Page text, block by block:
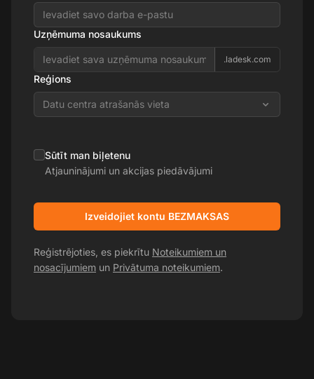
Uzņēmuma nosaukums
.ladesk.com
Reģions
Datu centra atrašanās vieta
Sūtīt man biļetenu
Atjauninājumi un akcijas piedāvājumi
Izveidojiet kontu BEZMAKSAS
Reģistrējoties, es piekrītu Noteikumiem un
nosacījumiem un Privātuma noteikumiem.